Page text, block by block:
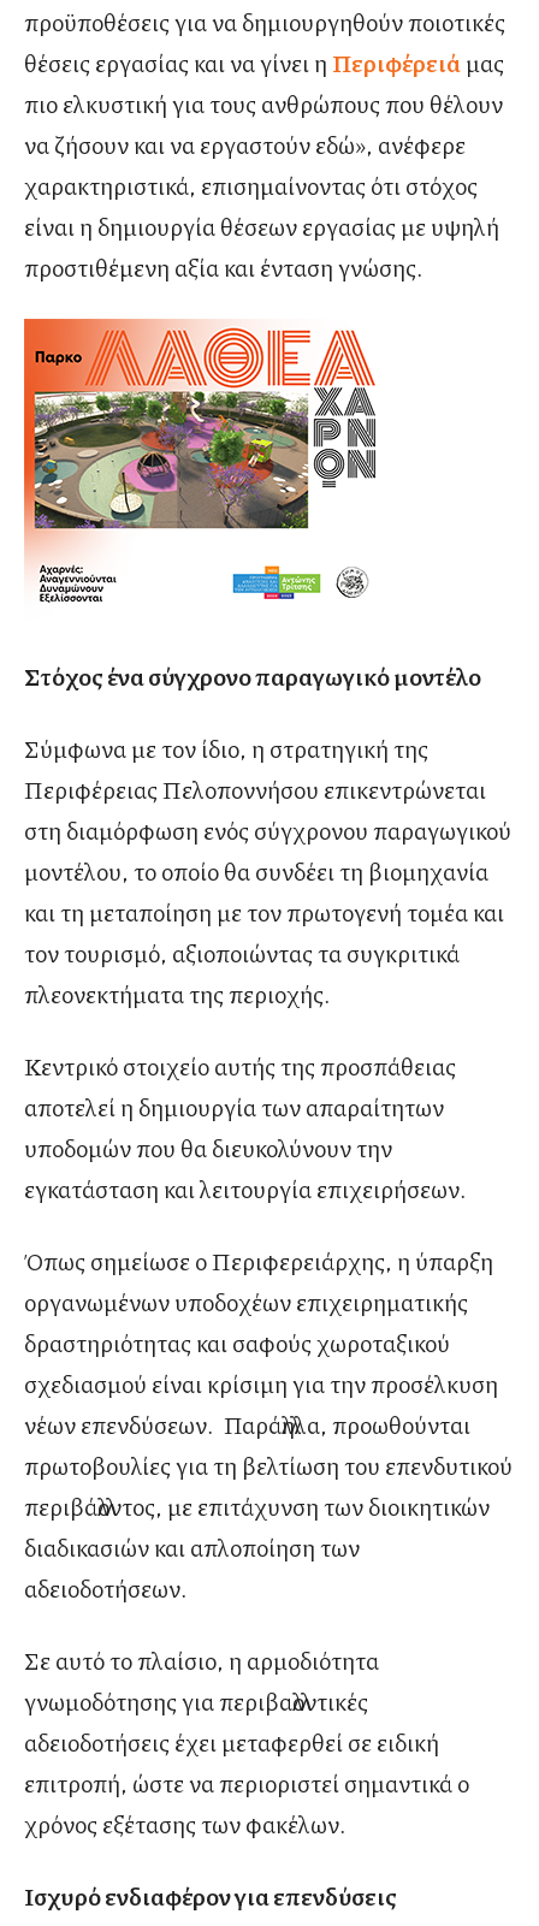
προϋποθέσεις για να δημιουργηθούν ποιοτικές
θέσεις εργασίας και να γίνει η Περιφέρειάμας
πιο ελκυστική για τους ανθρώπους που θέλουν
να ζήσουν και να εργαστούν εδώ», ανέφερε
χαρακτηριστικά, επισημαίνοντας ότι στόχος
είναι η δημιουργία θέσεων εργασίας με υψηλή
προστιθέμενη αξία και ένταση γνώσης.
Στόχος ένα σύγχρονο παραγωγικό μοντέλο
Σύμφωνα με τον ίδιο, η στρατηγική της
Περιφέρειας Πελοποννήσου επικεντρώνεται
στη διαμόρφωση ενός σύγχρονου παραγωγικού
μοντέλου, το οποίο θα συνδέει τη βιομηχανία
και τη μεταποίηση με τον πρωτογενή τομέα και
τον τουρισμό, αξιοποιώντας τα συγκριτικά
πλεονεκτήματα της περιοχής.
Κεντρικό στοιχείο αυτής της προσπάθειας
αποτελεί η δημιουργία των απαραίτητων
υποδομών που θα διευκολύνουν την
εγκατάσταση και λειτουργία επιχειρήσεων.
Όπως σημείωσε ο Περιφερειάρχης, η ύπαρξη
οργανωμένων υποδοχέων επιχειρηματικής
δραστηριότητας και σαφούς χωροταξικού
σχεδιασμού είναι κρίσιμη για την προσέλκυση
νέων επενδύσεων. Παράλληλα, προωθούνται
πρωτοβουλίες για τη βελτίωση του επενδυτικού
περιβάλλοντος, με επιτάχυνση των διοικητικών
διαδικασιών και απλοποίηση των
αδειοδοτήσεων.
Σε αυτό το πλαίσιο, η αρμοδιότητα
γνωμοδότησης για περιβαλλοντικές
αδειοδοτήσεις έχει μεταφερθεί σε ειδική
επιτροπή, ώστε να περιοριστεί σημαντικά ο
χρόνος εξέτασης των φακέλων.
Ισχυρό ενδιαφέρον για επενδύσεις